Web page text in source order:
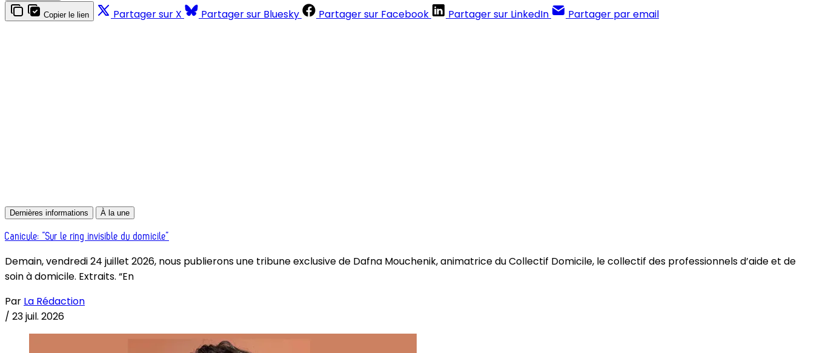
Copier le lien Partager sur X Partager sur Bluesky Partager sur Facebook Partager sur LinkedIn Partager par email
Dernières informations À la une
Canicule: “Sur le ring invisible du domicile”
Demain, vendredi 24 juillet 2026, nous publierons une tribune exclusive de Dafna Mouchenik, animatrice du Collectif Domicile, le collectif des professionnels d’aide et de
soin à domicile. Extraits. “En
Par La Rédaction
/ 23 juil. 2026